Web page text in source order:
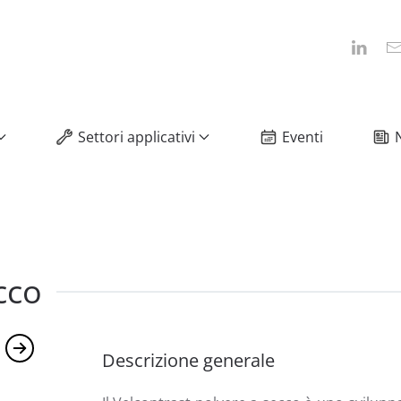
Settori applicativi Eventi
Descrizione generale